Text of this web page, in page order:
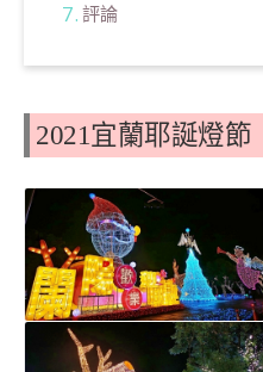
評論
2021宜蘭耶誕燈節